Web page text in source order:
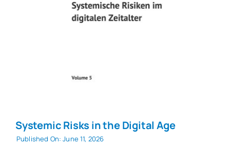
Systemic Risks in the Digital Age
Published On: June 11, 2026